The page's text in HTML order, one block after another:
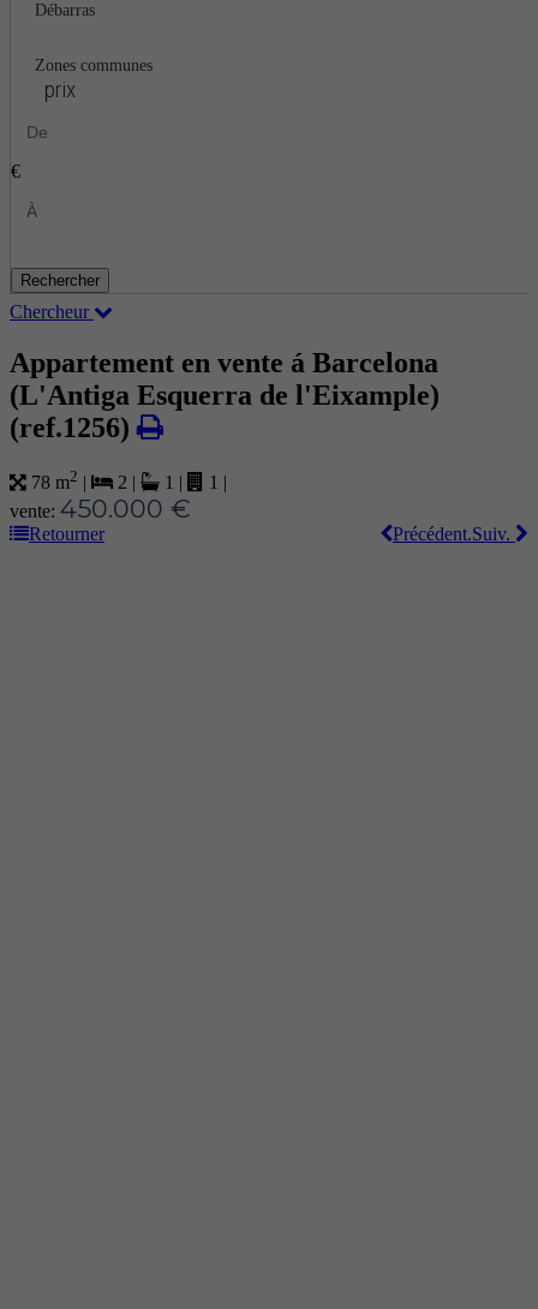
Débarras
Zones communes
prix
€
Rechercher
Chercheur
Appartement en vente á Barcelona
(L'Antiga Esquerra de l'Eixample)
(ref.1256)
78 m2 | 2 | 1 | 1 |
vente: 450.000 €
Retourner Suiv.
Précédent.